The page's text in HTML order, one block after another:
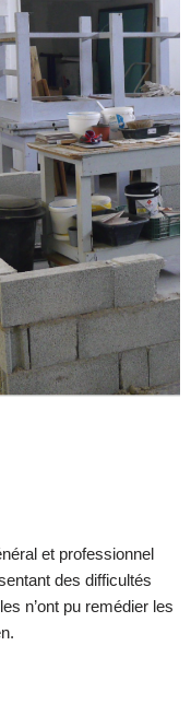
et professionnel
des difficultés
n’ont pu remédier les